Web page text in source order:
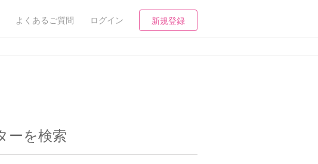
よくあるご質問 ログイン 新規登録
ーを検索